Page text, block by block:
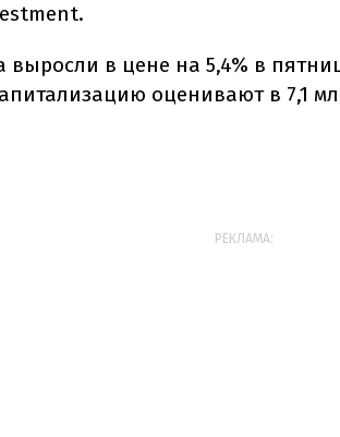
выросли в цене на 5,4% в
оценивают в 7,1
РЕКЛАМА: